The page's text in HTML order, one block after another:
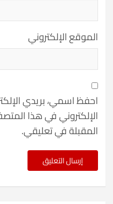
الموقع الإلكتروني
احفظ اسمي، بريدي
الإلكتروني في هذا
المقبلة في تعليقي.